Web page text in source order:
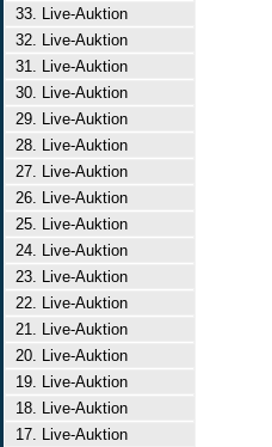
33. Live-Auktion
32. Live-Auktion
31. Live-Auktion
30. Live-Auktion
29. Live-Auktion
28. Live-Auktion
27. Live-Auktion
26. Live-Auktion
25. Live-Auktion
24. Live-Auktion
23. Live-Auktion
22. Live-Auktion
21. Live-Auktion
20. Live-Auktion
19. Live-Auktion
18. Live-Auktion
17. Live-Auktion